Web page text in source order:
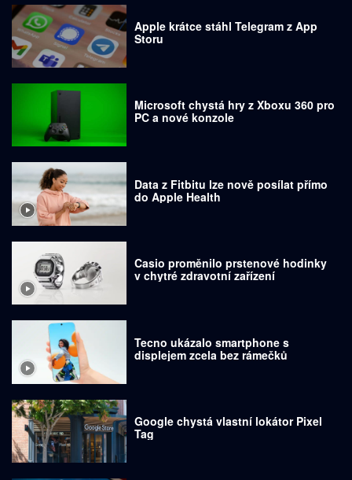
Apple krátce stáhl Telegram z App
Storu
Microsoft chystá hry z Xboxu 360 pro
PC a nové konzole
Data z Fitbitu lze nově posílat přímo
do Apple Health
Casio proměnilo prstenové hodinky
v chytré zdravotní zařízení
Tecno ukázalo smartphone s
displejem zcela bez rámečků
Google chystá vlastní lokátor Pixel
Tag